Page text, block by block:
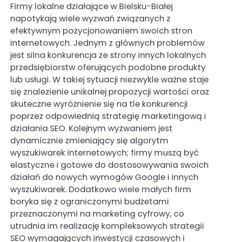
Firmy lokalne działające w Bielsku-Białej
napotykają wiele wyzwań związanych z
efektywnym pozycjonowaniem swoich stron
internetowych. Jednym z głównych problemów
jest silna konkurencja ze strony innych lokalnych
przedsiębiorstw oferujących podobne produkty
lub usługi. W takiej sytuacji niezwykle ważne staje
się znalezienie unikalnej propozycji wartości oraz
skuteczne wyróżnienie się na tle konkurencji
poprzez odpowiednią strategię marketingową i
działania SEO. Kolejnym wyzwaniem jest
dynamicznie zmieniający się algorytm
wyszukiwarek internetowych; firmy muszą być
elastyczne i gotowe do dostosowywania swoich
działań do nowych wymogów Google i innych
wyszukiwarek. Dodatkowo wiele małych firm
boryka się z ograniczonymi budżetami
przeznaczonymi na marketing cyfrowy, co
utrudnia im realizację kompleksowych strategii
SEO wymagających inwestycji czasowych i